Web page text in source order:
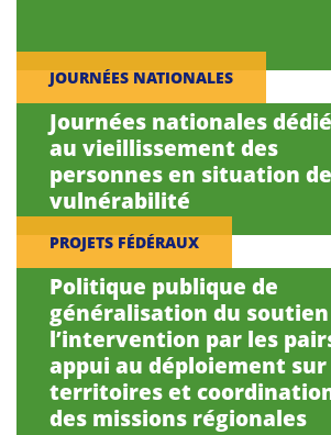
JOURNÉES NATIONALES
Journées nationales
au vieillissement des
personnes en situation de
vulnérabilité
PROJETS FÉDÉRAUX
Politique publique de
généralisation du soutien
l’intervention par les
appui au déploiement sur
territoires et
des missions régionales